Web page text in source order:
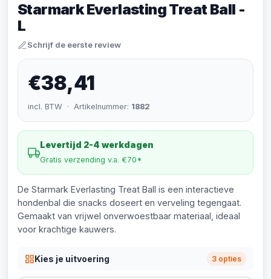
Starmark Everlasting Treat Ball -
L
Schrijf de eerste review
€38,41
incl. BTW · Artikelnummer: 1882
Levertijd 2-4 werkdagen
Gratis verzending v.a. €70*
De Starmark Everlasting Treat Ball is een interactieve
hondenbal die snacks doseert en verveling tegengaat.
Gemaakt van vrijwel onverwoestbaar materiaal, ideaal
voor krachtige kauwers.
Kies je uitvoering 3 opties